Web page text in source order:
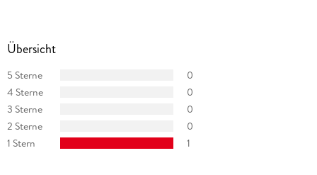
Übersicht
5 Sterne
0
4 Sterne
0
3 Sterne
0
2 Sterne
0
1 Stern
1